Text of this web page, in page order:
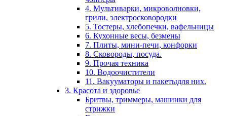
4. Мультиварки, микроволновки,
грили, электросковородки
5. Тостеры, хлебопечки, вафельницы
6. Кухонные весы, безмены
7. Плиты, мини-печи, конфорки
8. Сковороды, посуда.
9. Прочая техника
10. Водоочистители
11. Вакууматоры и пакетыдля них.
3. Красота и здоровье
Бритвы, триммеры, машинки для
стрижки